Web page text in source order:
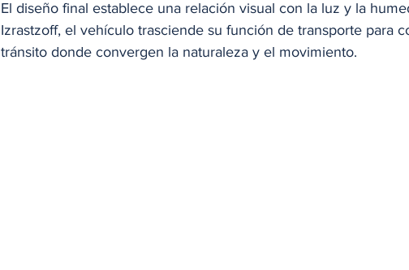
El diseño final establece una relación visual con la luz y la
Izrastzoff, el vehículo trasciende su función de transporte para
tránsito donde convergen la naturaleza y el movimiento.